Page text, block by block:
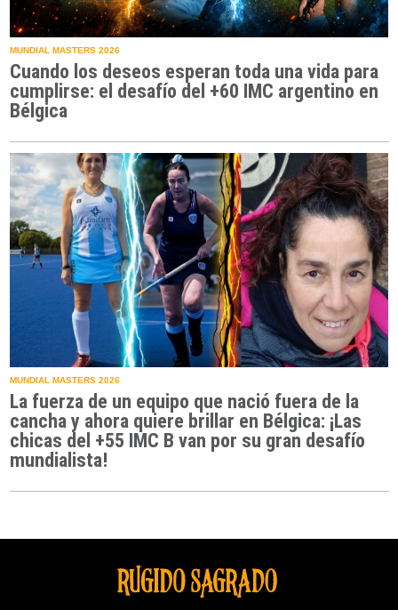
MUNDIAL MASTERS 2026
Cuando los deseos esperan toda una vida para
cumplirse: el desafío del +60 IMC argentino en
Bélgica
MUNDIAL MASTERS 2026
La fuerza de un equipo que nació fuera de la
cancha y ahora quiere brillar en Bélgica: ¡Las
chicas del +55 IMC B van por su gran desafío
mundialista!